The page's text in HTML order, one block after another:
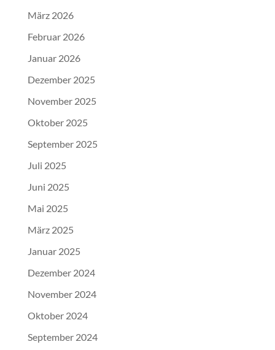
März 2026
Februar 2026
Januar 2026
Dezember 2025
November 2025
Oktober 2025
September 2025
Juli 2025
Juni 2025
Mai 2025
März 2025
Januar 2025
Dezember 2024
November 2024
Oktober 2024
September 2024